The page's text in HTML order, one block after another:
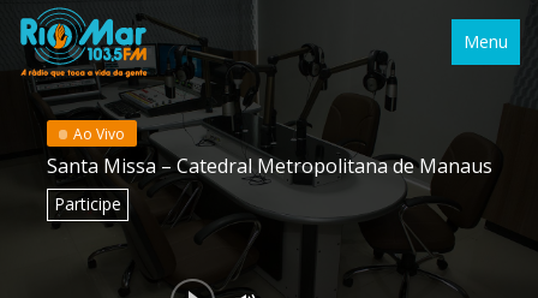
Menu
Ao Vivo
Santa Missa – Catedral Metropolitana de Manaus
Participe